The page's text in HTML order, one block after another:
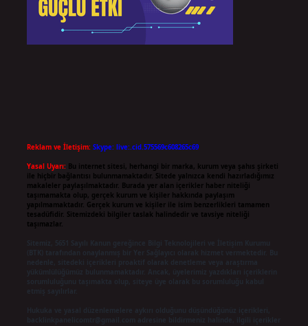
Reklam ve İletişim: Skype: live:.cid.575569c608265c69
Yasal Uyarı: Bu internet sitesi, herhangi bir marka, kurum veya şahıs şirketi
ile hiçbir bağlantısı bulunmamaktadır. Sitede yalnızca kendi hazırladığımız
makaleler paylaşılmaktadır. Burada yer alan içerikler haber niteliği
taşımamakta olup, gerçek kurum ve kişiler hakkında paylaşım
yapılmamaktadır. Gerçek kurum ve kişiler ile isim benzerlikleri tamamen
tesadüfidir. Sitemizdeki bilgiler taslak halindedir ve tavsiye niteliği
taşımazlar.
Sitemiz, 5651 Sayılı Kanun gereğince Bilgi Teknolojileri ve İletişim Kurumu
(BTK) tarafından onaylanmış bir Yer Sağlayıcı olarak hizmet vermektedir. Bu
nedenle, sitedeki içerikleri proaktif olarak denetleme veya araştırma
yükümlülüğümüz bulunmamaktadır. Ancak, üyelerimiz yazdıkları içeriklerin
Hukuka ve yasal düzenlemelere aykırı olduğunu düşündüğünüz içerikleri,